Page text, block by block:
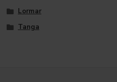
Lormar
Tanga